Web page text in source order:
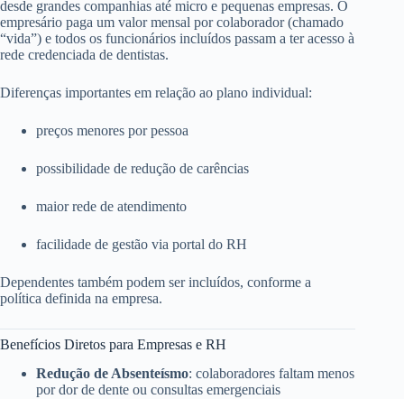
desde grandes companhias até micro e pequenas empresas. O
empresário paga um valor mensal por colaborador (chamado
“vida”) e todos os funcionários incluídos passam a ter acesso à
rede credenciada de dentistas.
Diferenças importantes em relação ao plano individual:
preços menores por pessoa
possibilidade de redução de carências
maior rede de atendimento
facilidade de gestão via portal do RH
Dependentes também podem ser incluídos, conforme a
política definida na empresa.
Benefícios Diretos para Empresas e RH
Redução de Absenteísmo: colaboradores faltam menos
por dor de dente ou consultas emergenciais